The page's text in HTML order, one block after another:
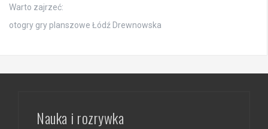
Warto zajrzeć:
otogry gry planszowe Łódź Drewnowska
Nauka i rozrywka